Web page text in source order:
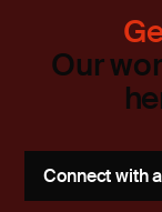
Our
Connect with